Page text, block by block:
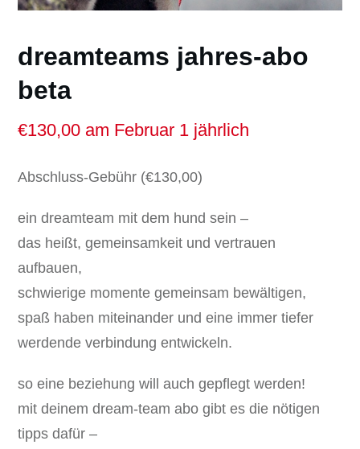
dreamteams jahres-abo
beta
€130,00 am Februar 1 jährlich
Abschluss-Gebühr (€130,00)
ein dreamteam mit dem hund sein –
das heißt, gemeinsamkeit und vertrauen
aufbauen,
schwierige momente gemeinsam bewältigen,
spaß haben miteinander und eine immer tiefer
werdende verbindung entwickeln.
so eine beziehung will auch gepflegt werden!
mit deinem dream-team abo gibt es die nötigen
tipps dafür –